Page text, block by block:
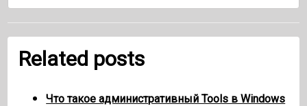
Related posts
Что такое административный Tools в Windows